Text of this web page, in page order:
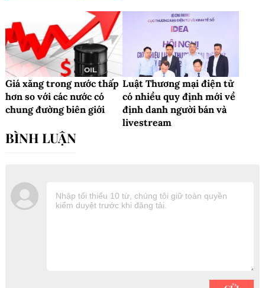
Giá xăng trong nước thấp
hơn so với các nước có
chung đường biên giới
Luật Thương mại điện tử
có nhiều quy định mới về
định danh người bán và
livestream